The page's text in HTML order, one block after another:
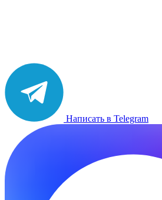
Написать в Telegram